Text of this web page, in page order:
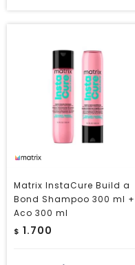
Matrix InstaCure Build a
Bond Shampoo 300 ml +
Aco 300 ml
$ 1.700